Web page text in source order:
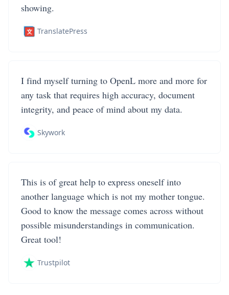
showing.
TranslatePress
I find myself turning to OpenL more and more for
any task that requires high accuracy, document
integrity, and peace of mind about my data.
Skywork
This is of great help to express oneself into
another language which is not my mother tongue.
Good to know the message comes across without
possible misunderstandings in communication.
Great tool!
Trustpilot